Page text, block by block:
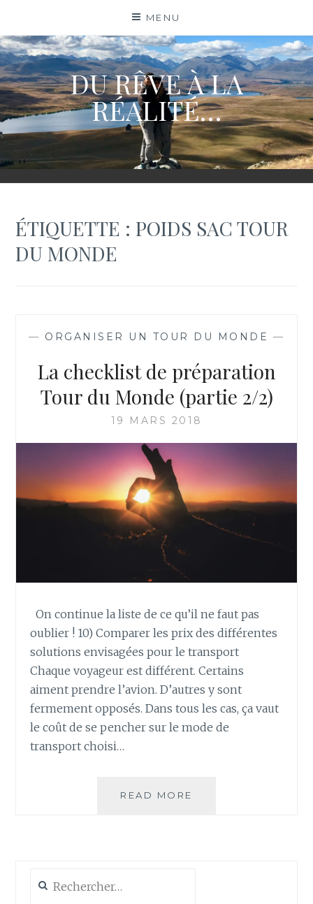
content
MENU
DU RÊVE À LA
RÉALITÉ…
ÉTIQUETTE :POIDS SAC TOUR
DU MONDE
— ORGANISER UN TOUR DU MONDE —
La checklist de préparation
Tour du Monde (partie 2/2)
19 MARS 2018
On continue la liste de ce qu’il ne faut pas
oublier ! 10) Comparer les prix des différentes
solutions envisagées pour le transport
Chaque voyageur est différent. Certains
aiment prendre l’avion. D’autres y sont
fermement opposés. Dans tous les cas, ça vaut
le coût de se pencher sur le mode de
transport choisi…
READ MORE